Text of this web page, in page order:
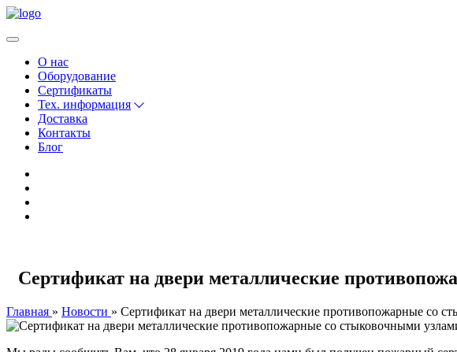
О нас
Оборудование
Сертификаты
Тех. информация
Доставка
Контакты
Блог
Сертификат на двери металлические
Главная Новости Сертификат на двери металлические противопожарные со